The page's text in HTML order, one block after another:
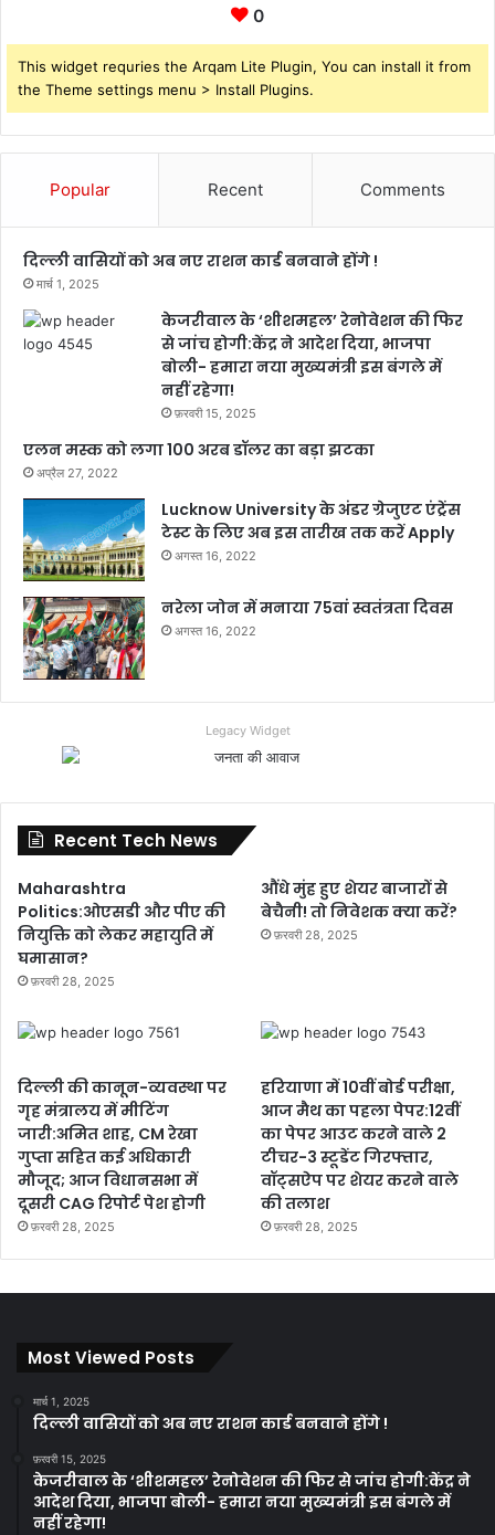
0
This widget requries the Arqam Lite Plugin, You can install it from
the Theme settings menu > Install Plugins.
Popular Recent Comments
दिल्ली वासियों को अब नए राशन कार्ड बनवाने होंगे !
मार्च 1, 2025
केजरीवाल के ‘शीशमहल’ रेनोवेशन की फिर
से जांच होगी:केंद्र ने आदेश दिया, भाजपा
बोली- हमारा नया मुख्यमंत्री इस बंगले में
नहीं रहेगा!
फ़रवरी 15, 2025
एलन मस्क को लगा 100 अरब डॉलर का बड़ा झटका
अप्रैल 27, 2022
Lucknow University के अंडर ग्रेजुएट एंट्रेंस
टेस्ट के लिए अब इस तारीख तक करें Apply
अगस्त 16, 2022
नरेला जोन में मनाया 75वां स्वतंत्रता दिवस
अगस्त 16, 2022
Legacy Widget
Recent Tech News
Maharashtra
Politics:ओएसडी और पीए की
नियुक्ति को लेकर महायुति में
घमासान?
फ़रवरी 28, 2025
औंधे मुंह हुए शेयर बाजारों से
बेचैनी! तो निवेशक क्या करें?
फ़रवरी 28, 2025
दिल्ली की कानून-व्यवस्था पर
गृह मंत्रालय में मीटिंग
जारी:अमित शाह, CM रेखा
गुप्ता सहित कई अधिकारी
मौजूद; आज विधानसभा में
दूसरी CAG रिपोर्ट पेश होगी
फ़रवरी 28, 2025
हरियाणा में 10वीं बोर्ड परीक्षा,
आज मैथ का पहला पेपर:12वीं
का पेपर आउट करने वाले 2
टीचर-3 स्टूडेंट गिरफ्तार,
वॉट्सऐप पर शेयर करने वाले
की तलाश
फ़रवरी 28, 2025
Most Viewed Posts
मार्च 1, 2025
दिल्ली वासियों को अब नए राशन कार्ड बनवाने होंगे !
फ़रवरी 15, 2025
केजरीवाल के ‘शीशमहल’ रेनोवेशन की फिर से जांच होगी:केंद्र ने
आदेश दिया, भाजपा बोली- हमारा नया मुख्यमंत्री इस बंगले में
नहीं रहेगा!